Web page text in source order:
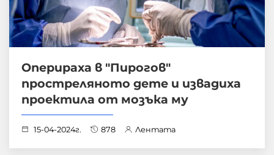
Оперираха в "Пирогов"
простреляното дете и извадиха
проектила от мозъка му
15-04-2024г. 878 Лентата